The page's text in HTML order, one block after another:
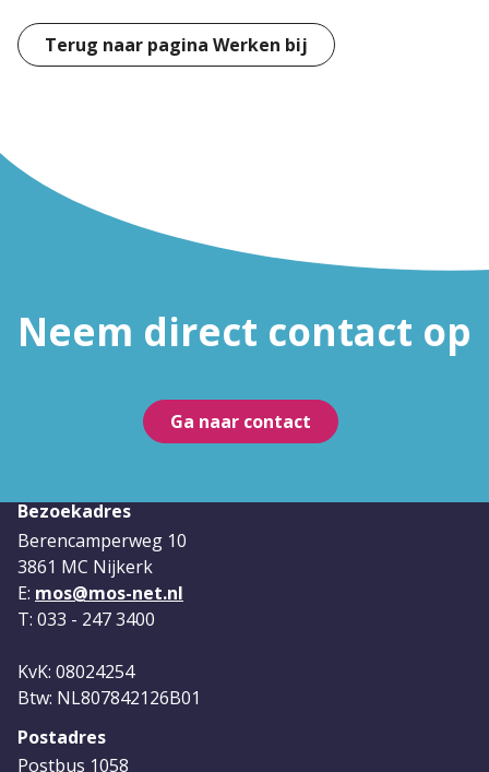
Terug naar pagina Werken bij
Neem direct contact op
Ga naar contact
Bezoekadres
Berencamperweg 10
3861 MC Nijkerk
E: mos@mos-net.nl
T: 033 - 247 3400
KvK: 08024254
Btw: NL807842126B01
Postadres
Postbus 1058